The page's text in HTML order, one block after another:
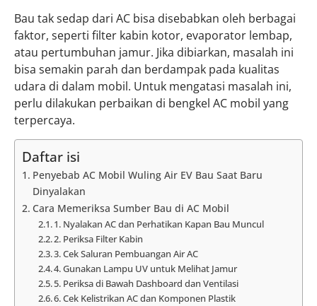
Bau tak sedap dari AC bisa disebabkan oleh berbagai
faktor, seperti filter kabin kotor, evaporator lembap,
atau pertumbuhan jamur. Jika dibiarkan, masalah ini
bisa semakin parah dan berdampak pada kualitas
udara di dalam mobil. Untuk mengatasi masalah ini,
perlu dilakukan perbaikan di bengkel AC mobil yang
terpercaya.
Daftar isi
Penyebab AC Mobil Wuling Air EV Bau Saat Baru
Dinyalakan
Cara Memeriksa Sumber Bau di AC Mobil
1. Nyalakan AC dan Perhatikan Kapan Bau Muncul
2. Periksa Filter Kabin
3. Cek Saluran Pembuangan Air AC
4. Gunakan Lampu UV untuk Melihat Jamur
5. Periksa di Bawah Dashboard dan Ventilasi
6. Cek Kelistrikan AC dan Komponen Plastik